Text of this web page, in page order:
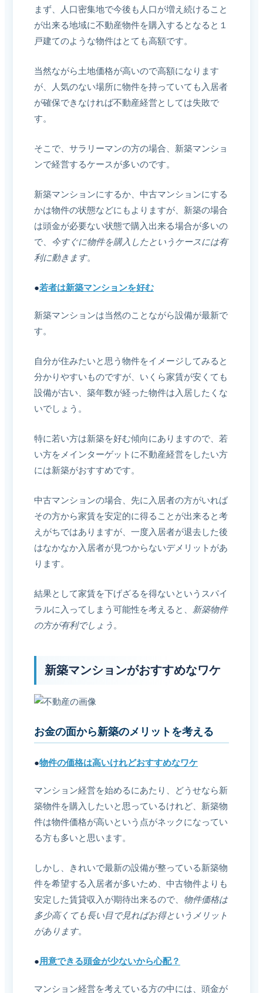
まず、人口密集地で今後も人口が増え続けること
が出来る地域に不動産物件を購入するとなると１
戸建てのような物件はとても高額です。
当然ながら土地価格が高いので高額になります
が、人気のない場所に物件を持っていても入居者
が確保できなければ不動産経営としては失敗で
す。
そこで、サラリーマンの方の場合、新築マンショ
ンで経営するケースが多いのです。
新築マンションにするか、中古マンションにする
かは物件の状態などにもよりますが、新築の場合
は頭金が必要ない状態で購入出来る場合が多いの
で、 今すぐに物件を購入したというケースには有
利に動きます。
●若者は新築マンションを好む
新築マンションは当然のことながら設備が最新で
す。
自分が住みたいと思う物件をイメージしてみると
分かりやすいものですが、いくら家賃が安くても
設備が古い、築年数が経った物件は入居したくな
いでしょう。
特に若い方は新築を好む傾向にありますので、若
い方をメインターゲットに不動産経営をしたい方
には新築がおすすめです。
中古マンションの場合、先に入居者の方がいれば
その方から家賃を安定的に得ることが出来ると考
えがちではありますが、一度入居者が退去した後
はなかなか入居者が見つからないデメリットがあ
ります。
結果として家賃を下げざるを得ないというスパイ
ラルに入ってしまう可能性を考えると、
新築物件
の方が有利でしょう 。
新築マンションがおすすめなワケ
お金の面から新築のメリットを考える
●物件の価格は高いけれどおすすめなワケ
マンション経営を始めるにあたり、どうせなら新
築物件を購入したいと思っているけれど、新築物
件は物件価格が高いという点がネックになってい
る方も多いと思います。
しかし、きれいで最新の設備が整っている新築物
件を希望する入居者が多いため、中古物件よりも
安定した賃貸収入が期待出来るので、 物件価格は
多少高くても長い目で見ればお得というメリット
があります。
●用意できる頭金が少ないから心配？
マンション経営を考えている方の中には、頭金が